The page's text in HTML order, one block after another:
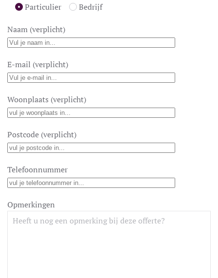
Particulier
Bedrijf
Naam (verplicht)
E-mail (verplicht)
Woonplaats (verplicht)
Postcode (verplicht)
Telefoonnummer
Opmerkingen